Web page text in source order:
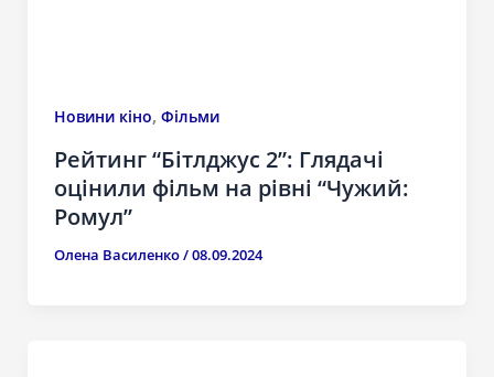
Новини кіно, Фільми
Рейтинг “Бітлджус 2”: Глядачі
оцінили фільм на рівні “Чужий:
Ромул”
Олена Василенко/08.09.2024